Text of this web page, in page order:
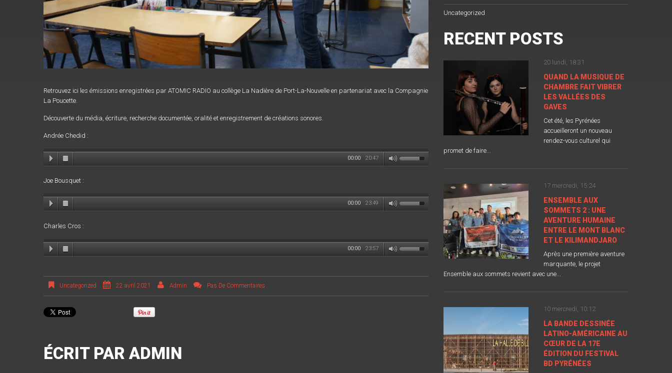
Retrouvez ici les émissions enregistrées par ATOMIC RADIO au collège La Nadière de Port-La-Nouvelle en partenariat avec la Compagnie
La Poucette.
Découverte du média, écriture, recherche documentée, oralité et enregistrement de créations sonores.
Andrée Chedid :
20:47
00:00
Joe Bousquet :
23:49
00:00
Charles Cros :
23:57
00:00
Uncategorized 22 avril 2021 Admin Pas De Commentaires
ÉCRIT PAR ADMIN
Uncategorized
RECENT POSTS
20 lundi, 18:31
QUAND LA MUSIQUE DE
CHAMBRE FAIT VIBRER
LES VALLÉES DES
GAVES
Cet été, les Pyrénées
accueilleront un nouveau
rendez-vous culturel qui
promet de faire...
17 mercredi, 15:24
ENSEMBLE AUX
SOMMETS 2 : UNE
AVENTURE HUMAINE
ENTRE LE MONT BLANC
ET LE KILIMANDJARO
Après une première aventure
marquante, le projet
Ensemble aux sommets revient avec une...
10 mercredi, 10:12
LA BANDE DESSINÉE
LATINO-AMÉRICAINE AU
CŒUR DE LA 17E
ÉDITION DU FESTIVAL
BD PYRÉNÉES